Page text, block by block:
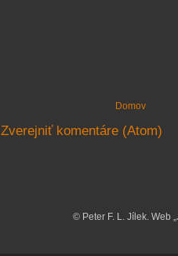
Domov
Zverejniť komentáre (Atom)
© Peter F. L. Jílek. Web